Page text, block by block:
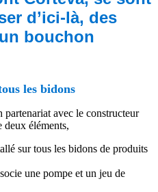
d’ici-là, des
bouchon
les bidons
partenariat avec le constructeur
deux éléments,
sur tous les bidons de produits
une pompe et un jeu de